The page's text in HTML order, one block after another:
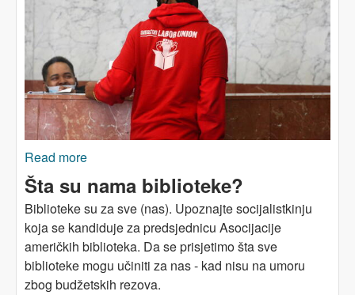
Read more
Šta su nama biblioteke?
Biblioteke su za sve (nas). Upoznajte socijalistkinju
koja se kandiduje za predsjednicu Asocijacije
američkih biblioteka. Da se prisjetimo šta sve
biblioteke mogu učiniti za nas - kad nisu na umoru
zbog budžetskih rezova.